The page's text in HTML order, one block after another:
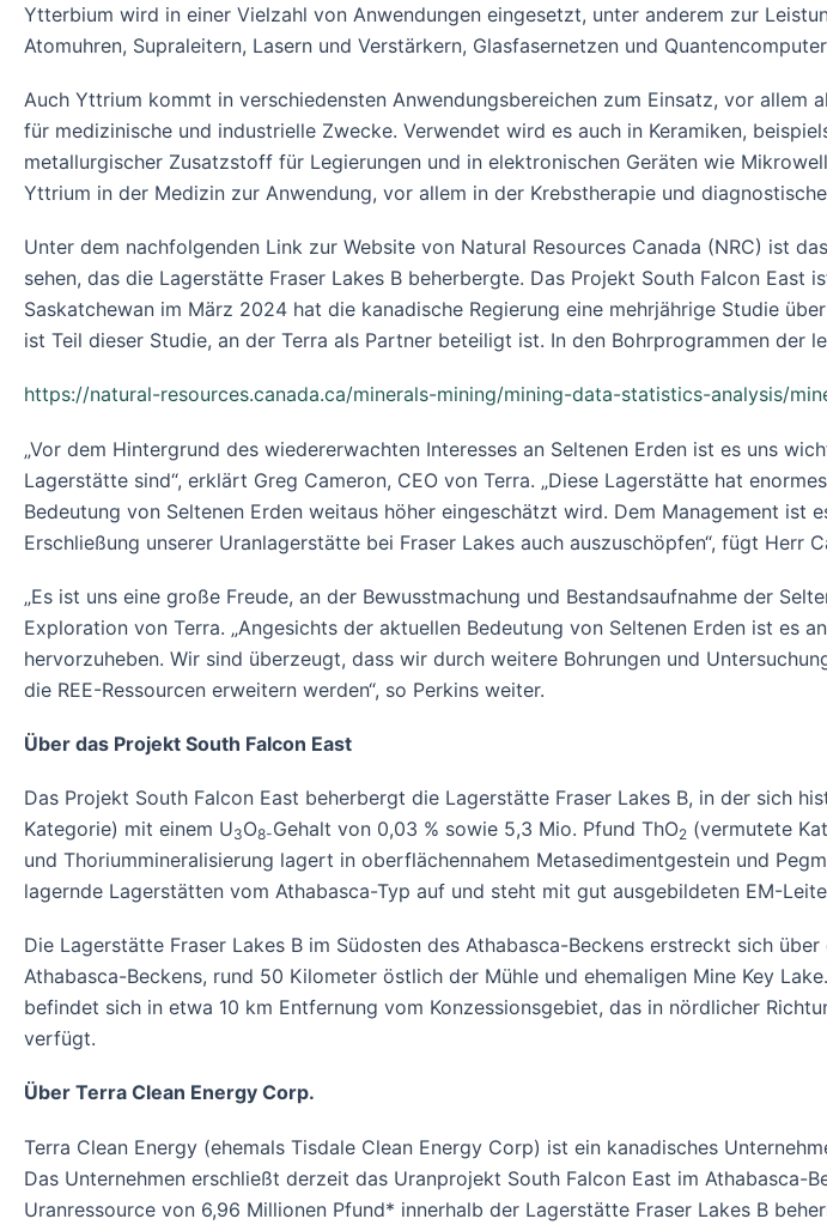
Ytterbium wird in einer Vielzahl von Anwendungen eingesetzt, unter anderem zur
Atomuhren, Supraleitern, Lasern und Verstärkern, Glasfasernetzen und
Auch Yttrium kommt in verschiedensten Anwendungsbereichen zum Einsatz, vor
für medizinische und industrielle Zwecke. Verwendet wird es auch in Keramiken,
metallurgischer Zusatzstoff für Legierungen und in elektronischen Geräten wie
Yttrium in der Medizin zur Anwendung, vor allem in der Krebstherapie und
Unter dem nachfolgenden Link zur Website von Natural Resources Canada (NRC) ist
sehen, das die Lagerstätte Fraser Lakes B beherbergte. Das Projekt South Falcon
Saskatchewan im März 2024 hat die kanadische Regierung eine mehrjährige Studie
ist Teil dieser Studie, an der Terra als Partner beteiligt ist. In den Bohrprogrammen der
https://natural-resources.canada.ca/minerals-mining/mining-data-statistics-analysis/
„Vor dem Hintergrund des wiedererwachten Interesses an Seltenen Erden ist es uns
Lagerstätte sind“, erklärt Greg Cameron, CEO von Terra. „Diese Lagerstätte hat
Bedeutung von Seltenen Erden weitaus höher eingeschätzt wird. Dem Management
Erschließung unserer Uranlagerstätte bei Fraser Lakes auch auszuschöpfen“, fügt Herr
„Es ist uns eine große Freude, an der Bewusstmachung und Bestandsaufnahme der
Exploration von Terra. „Angesichts der aktuellen Bedeutung von Seltenen Erden ist es
hervorzuheben. Wir sind überzeugt, dass wir durch weitere Bohrungen und
die REE-Ressourcen erweitern werden“, so Perkins weiter.
Über das Projekt South Falcon East
Das Projekt South Falcon East beherbergt die Lagerstätte Fraser Lakes B, in der sich
Kategorie) mit einem U3O8-Gehalt von 0,03 % sowie 5,3 Mio. Pfund ThO2 (vermutete
und Thoriummineralisierung lagert in oberflächennahem Metasedimentgestein und
lagernde Lagerstätten vom Athabasca-Typ auf und steht mit gut ausgebildeten EM-
Die Lagerstätte Fraser Lakes B im Südosten des Athabasca-Beckens erstreckt sich
Athabasca-Beckens, rund 50 Kilometer östlich der Mühle und ehemaligen Mine Key
befindet sich in etwa 10 km Entfernung vom Konzessionsgebiet, das in nördlicher
verfügt.
Über Terra Clean Energy Corp.
Terra Clean Energy (ehemals Tisdale Clean Energy Corp) ist ein kanadisches
Das Unternehmen erschließt derzeit das Uranprojekt South Falcon East im
Uranressource von 6,96 Millionen Pfund* innerhalb der Lagerstätte Fraser Lakes B